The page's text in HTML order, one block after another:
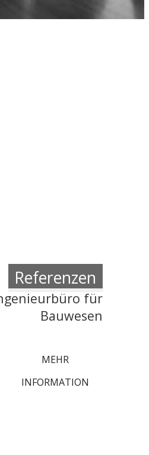
Referenzen
für
Bauwesen
MEHR
INFORMATION